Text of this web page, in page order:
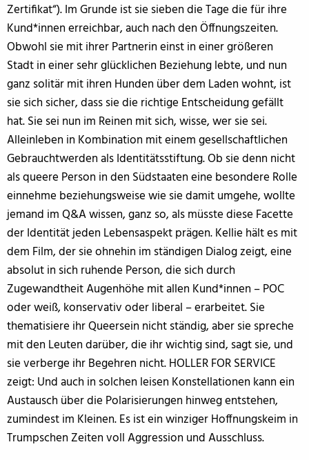
Zertifikat“). Im Grunde ist sie sieben die Tage die für ihre
Kund*innen erreichbar, auch nach den Öffnungszeiten.
Obwohl sie mit ihrer Partnerin einst in einer größeren
Stadt in einer sehr glücklichen Beziehung lebte, und nun
ganz solitär mit ihren Hunden über dem Laden wohnt, ist
sie sich sicher, dass sie die richtige Entscheidung gefällt
hat. Sie sei nun im Reinen mit sich, wisse, wer sie sei.
Alleinleben in Kombination mit einem gesellschaftlichen
Gebrauchtwerden als Identitätsstiftung. Ob sie denn nicht
als queere Person in den Südstaaten eine besondere Rolle
einnehme beziehungsweise wie sie damit umgehe, wollte
jemand im Q&A wissen, ganz so, als müsste diese Facette
der Identität jeden Lebensaspekt prägen. Kellie hält es mit
dem Film, der sie ohnehin im ständigen Dialog zeigt, eine
absolut in sich ruhende Person, die sich durch
Zugewandtheit Augenhöhe mit allen Kund*innen – POC
oder weiß, konservativ oder liberal – erarbeitet. Sie
thematisiere ihr Queersein nicht ständig, aber sie spreche
mit den Leuten darüber, die ihr wichtig sind, sagt sie, und
sie verberge ihr Begehren nicht. HOLLER FOR SERVICE
zeigt: Und auch in solchen leisen Konstellationen kann ein
Austausch über die Polarisierungen hinweg entstehen,
zumindest im Kleinen. Es ist ein winziger Hoffnungskeim in
Trumpschen Zeiten voll Aggression und Ausschluss.